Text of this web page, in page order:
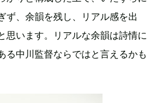
ず、余韻を残し、リアル感を出
思います。リアルな余韻は詩情に
る中川監督ならではと言えるかも